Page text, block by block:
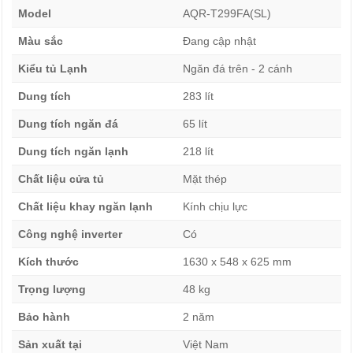
riêng biệt giúp bảo quản thịt cá lâu ngày mà không ảnh
hưởng đến mùi vị.
Chất liệu bền bỉ đảm bảo an toàn khi sử dụng
Khay kính chịu lực làm từ vật liệu cứng chắc, không bị nứt
vỡ khi chứa nhiều thực phẩm nặng. Gioăng cửa có khả
khỏe người dùng. Chất liệu bên trong đạt tiêu chuẩn an
toàn, không bị ám mùi nhựa trong quá trình sử dụng.
Không gian lưu trữ tối ưu và linh hoạt
Hệ thống ngăn kệ của tủ lạnh Aqua Inverter 283 lít AQR-
T299FA(SL) có thể điều chỉnh linh hoạt độ cao. Khoang để
lớn. Ngăn rau củ rộng, có khả năng giữ ẩm ổn định giúp
rau quả tươi lâu và giữ nguyên độ giòn.
Model AQR-T299FA(SL)
Màu sắc Đang cập nhật
Kiểu tủ Lạnh Ngăn đá trên - 2 cánh
Dung tích 283 lít
Dung tích ngăn đá 65 lít
Dung tích ngăn lạnh 218 lít
Chất liệu cửa tủ Mặt thép
Chất liệu khay ngăn lạnh Kính chịu lực
Công nghệ inverter Có
Kích thước 1630 x 548 x 625 mm
Trọng lượng 48 kg
Bảo hành 2 năm
Sản xuất tại Việt Nam